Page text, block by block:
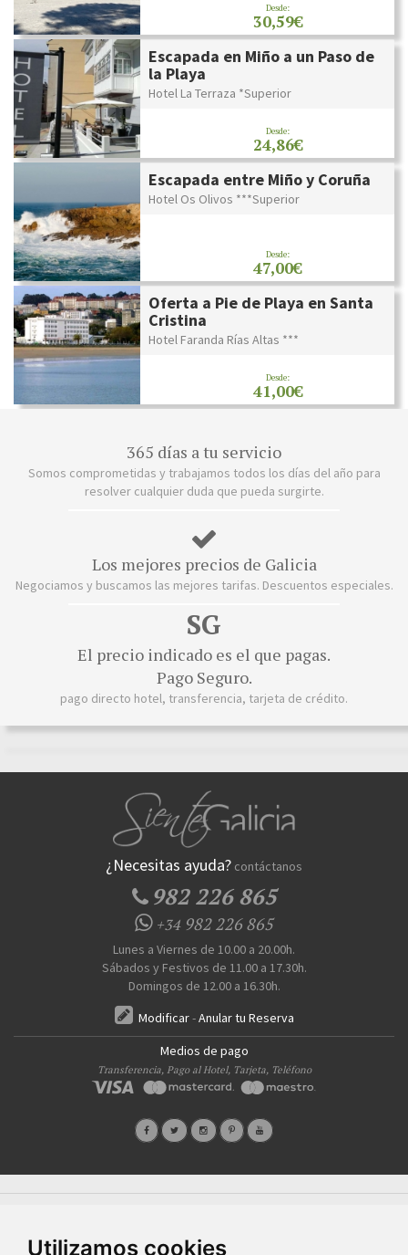
Utilizamos cookies
Desde:
30,59€
Escapada en Miño a un Paso de
la Playa
Hotel La Terraza *Superior
Desde:
24,86€
Escapada entre Miño y Coruña
Hotel Os Olivos ***Superior
Desde:
47,00€
Oferta a Pie de Playa en Santa
Cristina
Hotel Faranda Rías Altas ***
Desde:
41,00€
365 días a tu servicio
Somos comprometidas y trabajamos todos los días del año para
resolver cualquier duda que pueda surgirte.
Los mejores precios de Galicia
Negociamos y buscamos las mejores tarifas. Descuentos especiales.
SG
El precio indicado es el que pagas.
Pago Seguro.
pago directo hotel, transferencia, tarjeta de crédito.
¿Necesitas ayuda? contáctanos
982 226 865
+34982 226 865
Lunes a Viernes de 10.00 a 20.00h.
Sábados y Festivos de 11.00 a 17.30h.
Domingos de 12.00 a 16.30h.
Modificar-Anular tu Reserva
Medios de pago
Transferencia, Pago al Hotel, Tarjeta, Teléfono
SG Entornos Turísticos S.L. Av. Vila Verde Cidade de Portugal, 25 Bajo. Lugo 27002 – España